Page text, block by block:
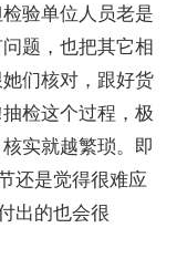
验单位人员老是
题，也把其它相
们核对，跟好货
检这个过程，极
实就越繁琐。即
还是觉得很难应
出的也会很